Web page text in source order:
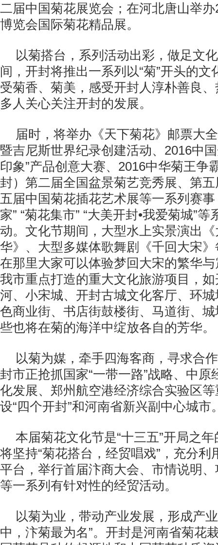
二届中国菊花展览会；在河北唐山举
博览会国际菊花精品展。
以菊搭台，系列活动出彩，做足文
间，开封将推出一系列以“菊”开头的
受菊香、菊美，感受开封人淳朴善良
多人关心关注开封的发展。
届时，将举办《天下菊花》邮票大
暨吉尼斯世界纪录创建活动、2016中
印象”产品创意大赛、2016中华菊王争
封）第二届全国盆景菊艺竞秀展、第
五届中国菊花插花艺术展等一系列赛
家” “菊花集市” “大美开封•我爱菊城”
动。文化节期间，大型水上实景演出《
华》、大型多媒体歌舞剧《千回大宋
在那里大家可以体验梦回大宋的繁华
我市重点打造的重大文化旅游项目，
河、小宋城、开封古城文化客厅、环
色商业街、书店街鼓楼街、马道街、
些也将在菊的海洋中绽放各自的芳华。
以菊为媒，牵手四海客商，寻求合
封市正抢抓国家“一带一路”战略、中原
化发展、郑州航空港经济综合实验区
设“四个开封”和河南省新兴副中心城市
本届菊花文化节是“十三五”开局之
将坚持“菊花搭台，经贸唱戏”，充分利
平台，举行首届汴商大会、市情说明
等一系列有针对性的经贸活动。
以菊为业，带动产业发展，形成产
中，汴菊最为名”。开封是河南省菊花